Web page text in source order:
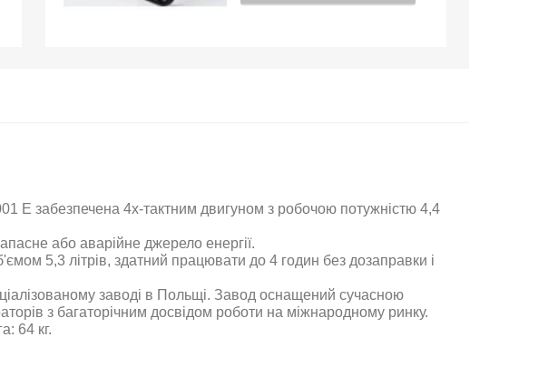
E забезпечена 4х-тактним двигуном з робочою потужністю 4,4
або аварійне джерело енергії.
5,3 літрів, здатний працювати до 4 годин без дозаправки і
заводі в Польщі. Завод оснащений сучасною
з багаторічним досвідом роботи на міжнародному ринку.
64 кг.